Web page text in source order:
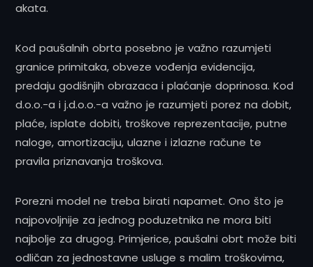
akata.
Kod paušalnih obrta posebno je važno razumjeti
granice primitaka, obveze vođenja evidencija,
predaju godišnjih obrazaca i plaćanje doprinosa. Kod
d.o.o.-a i j.d.o.o.-a važno je razumjeti porez na dobit,
plaće, isplate dobiti, troškove reprezentacije, putne
naloge, amortizaciju, ulazne i izlazne račune te
pravila priznavanja troškova.
Porezni model ne treba birati napamet. Ono što je
najpovoljnije za jednog poduzetnika ne mora biti
najbolje za drugog. Primjerice, paušalni obrt može biti
odličan za jednostavne usluge s malim troškovima,